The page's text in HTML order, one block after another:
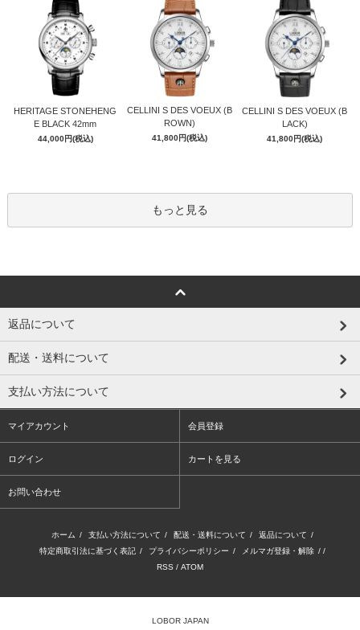
HERITAGE STONEHENG
E BLACK 42mm
44,000円(税込)
CELLINI S DES VOEUX (B
ROWN)
41,800円(税込)
CELLINI S DES VOEUX (B
LACK)
41,800円(税込)
もっと見る
返品について
配送・送料について
支払い方法について
マイアカウント 会員登録
ログイン カートを見る
お問い合わせ
ホーム / 支払い方法について / 配送・送料について / 返品について /
特定商取引法に基づく表記 / プライバシーポリシー / メルマガ登録・解除 / /
RSS / ATOM
LOBOR JAPAN